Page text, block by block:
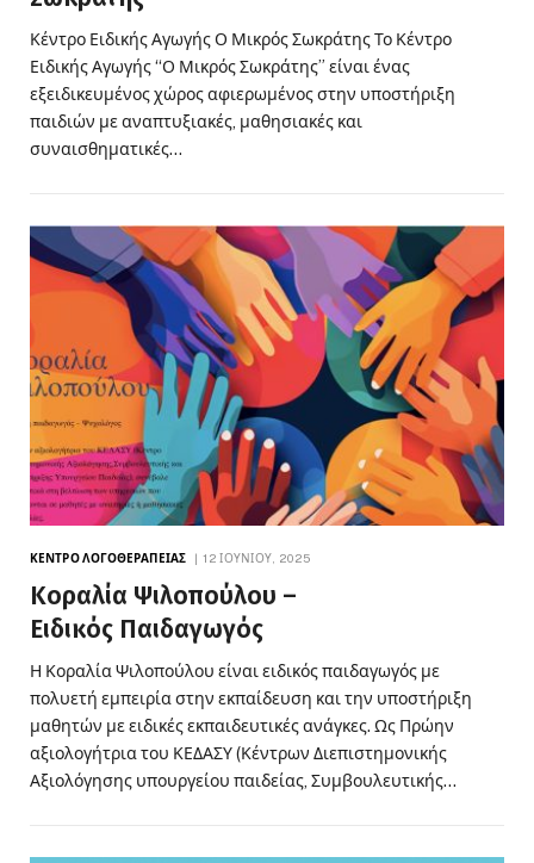
Κέντρο Ειδικής Αγωγής Ο Μικρός Σωκράτης Το Κέντρο
Ειδικής Αγωγής “Ο Μικρός Σωκράτης” είναι ένας
εξειδικευμένος χώρος αφιερωμένος στην υποστήριξη
παιδιών με αναπτυξιακές, μαθησιακές και
συναισθηματικές…
ΚΈΝΤΡΟ ΛΟΓΟΘΕΡΑΠΕΊΑΣ 12 ΙΟΥΝΊΟΥ, 2025
Κοραλία Ψιλοπούλου –
Ειδικός Παιδαγωγός
Η Κοραλία Ψιλοπούλου είναι ειδικός παιδαγωγός με
πολυετή εμπειρία στην εκπαίδευση και την υποστήριξη
μαθητών με ειδικές εκπαιδευτικές ανάγκες. Ως Πρώην
αξιολογήτρια του ΚΕΔΑΣΥ (Κέντρων Διεπιστημονικής
Αξιολόγησης υπουργείου παιδείας, Συμβουλευτικής…